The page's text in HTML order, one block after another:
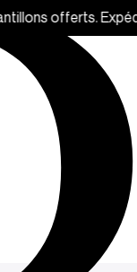
Expédition